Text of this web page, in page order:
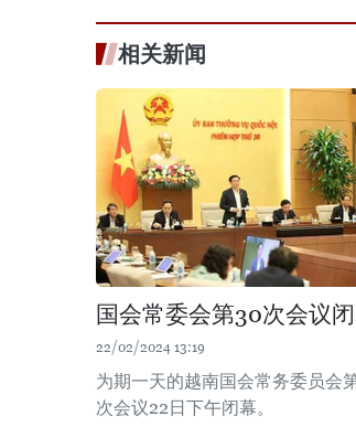
相关新闻
国会常委会第30次会议
22/02/2024 13:19
为期一天的越南国会常务委员会
次会议22日下午闭幕。